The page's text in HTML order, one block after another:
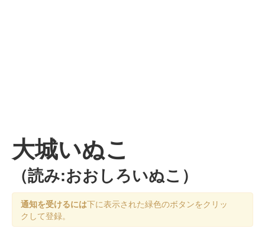
大城いぬこ
（読み:おおしろいぬこ）
通知を受けるには下に表示された緑色のボタンをクリッ
クして登録。